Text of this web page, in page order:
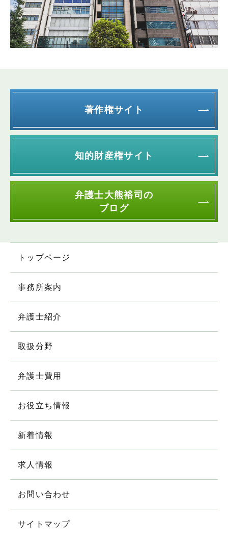
著作権サイト
知的財産権サイト
弁護士大熊裕司の
ブログ
トップページ
事務所案内
弁護士紹介
取扱分野
弁護士費用
お役立ち情報
新着情報
求人情報
お問い合わせ
サイトマップ